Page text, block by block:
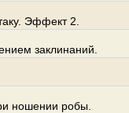
Эффект 2.
заклинаний.
ношении робы.